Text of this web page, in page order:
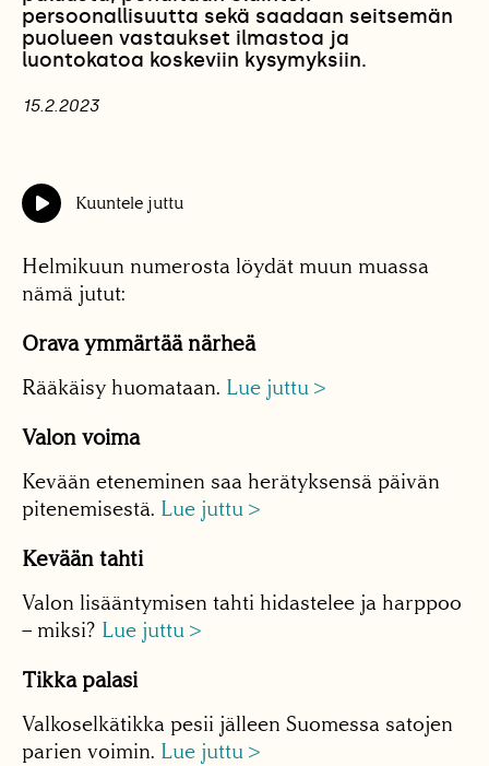
persoonallisuutta sekä saadaan seitsemän
puolueen vastaukset ilmastoa ja
luontokatoa koskeviin kysymyksiin.
15.2.2023
Kuuntele juttu
Helmikuun numerosta löydät muun muassa
nämä jutut:
Orava ymmärtää närheä
Rääkäisy huomataan. Lue juttu >
Valon voima
Kevään eteneminen saa herätyksensä päivän
pitenemisestä. Lue juttu >
Kevään tahti
Valon lisääntymisen tahti hidastelee ja harppoo
– miksi? Lue juttu >
Tikka palasi
Valkoselkätikka pesii jälleen Suomessa satojen
parien voimin. Lue juttu >